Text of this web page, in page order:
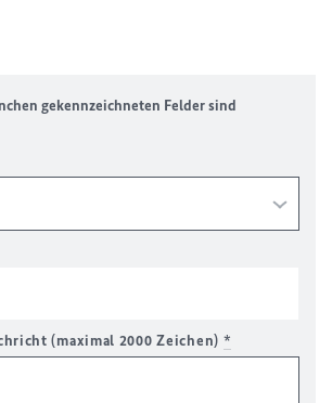
gekennzeichneten Felder sind
(maximal 2000 Zeichen) *